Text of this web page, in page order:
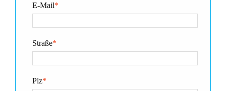
*
E-Mail
*
Straße
*
Plz